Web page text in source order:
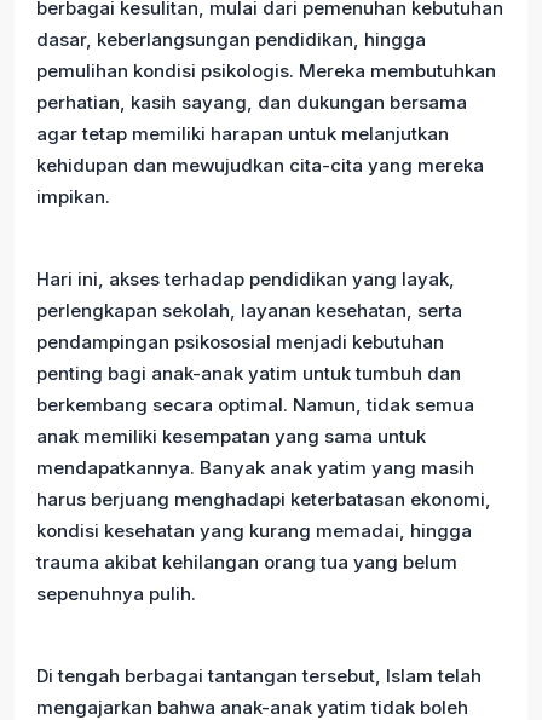
berbagai kesulitan, mulai dari pemenuhan kebutuhan
dasar, keberlangsungan pendidikan, hingga
pemulihan kondisi psikologis. Mereka membutuhkan
perhatian, kasih sayang, dan dukungan bersama
agar tetap memiliki harapan untuk melanjutkan
kehidupan dan mewujudkan cita-cita yang mereka
impikan.
Hari ini, akses terhadap pendidikan yang layak,
perlengkapan sekolah, layanan kesehatan, serta
pendampingan psikososial menjadi kebutuhan
penting bagi anak-anak yatim untuk tumbuh dan
berkembang secara optimal. Namun, tidak semua
anak memiliki kesempatan yang sama untuk
mendapatkannya. Banyak anak yatim yang masih
harus berjuang menghadapi keterbatasan ekonomi,
kondisi kesehatan yang kurang memadai, hingga
trauma akibat kehilangan orang tua yang belum
sepenuhnya pulih.
Di tengah berbagai tantangan tersebut, Islam telah
mengajarkan bahwa anak-anak yatim tidak boleh